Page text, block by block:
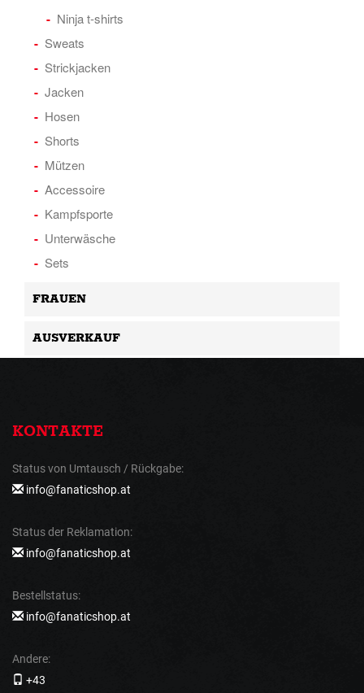
Ninja t-shirts
Sweats
Strickjacken
Jacken
Hosen
Shorts
Mützen
Accessoire
Kampfsporte
Unterwäsche
Sets
FRAUEN
AUSVERKAUF
KONTAKTE
Status von Umtausch / Rückgabe:
info@fanaticshop.at
Status der Reklamation:
info@fanaticshop.at
Bestellstatus:
info@fanaticshop.at
Andere:
+43